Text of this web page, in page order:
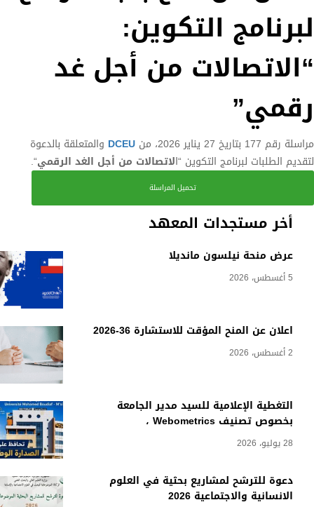
أخر مستجدات المعهد
عرض منحة نيلسون مانديلا
5 أغسطس، 2026
اعلان عن المنح المؤقت للاستشارة 36-2026
2 أغسطس، 2026
التغطية الإعلامية للسيد مدير الجامعة
بخصوص تصنيف Webometrics ،
28 يوليو، 2026
دعوة للترشح لمشاريع بحثية في العلوم
الانسانية والاجتماعية 2026
لبرنامج التكوين:
“الاتصالات من أجل غد
رقمي”
مراسلة رقم 177 بتاريخ 27 يناير 2026، من DCEU والمتعلقة بالدعوة
لتقديم الطلبات لبرنامج التكوين “الاتصالات من أجل الغد الرقمي“.
تحميل المراسلة